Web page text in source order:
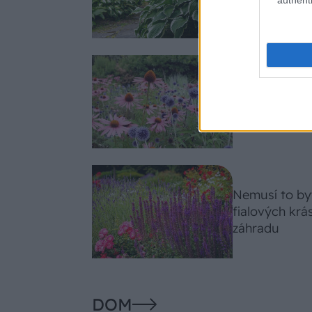
celosezónny
Tieto
Nemusí to
fialových
záhradu
DOM